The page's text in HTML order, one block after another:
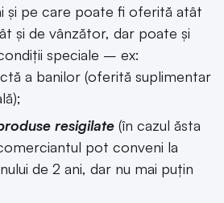
și pe care poate fi oferită atât
și de vânzător, dar poate și
speciale – ex:
a banilor (oferită suplimentar
resigilate (în cazul ăsta
pot conveni la
de 2 ani, dar nu mai puțin